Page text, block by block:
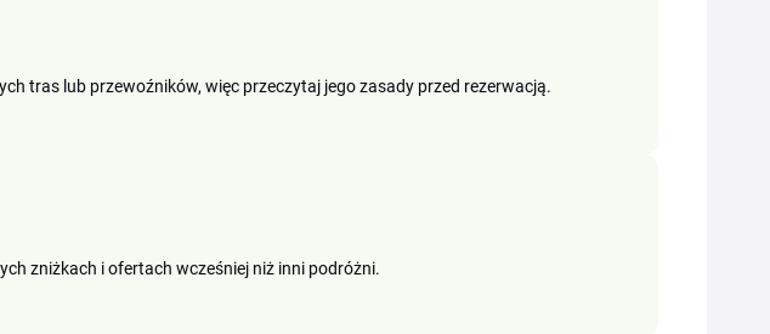
tras lub przewoźników, więc przeczytaj jego zasady przed rezerwacją.
zniżkach i ofertach wcześniej niż inni podróżni.